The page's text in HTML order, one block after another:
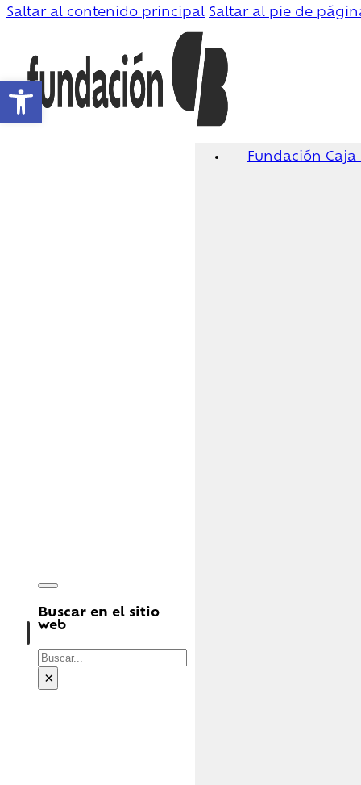
Abrir barra de herramientas
Saltar al contenido principal Saltar al pie de
Buscar en el sitio
web
Buscar
×
Fundación Caja